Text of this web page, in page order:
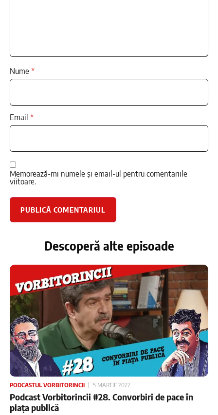
Nume*
Email *
Memorează-mi numele și email-ul pentru comentariile
viitoare.
Descoperă alte episoade
PODCASTUL VORBITORINCII 5 MARTIE 2022
Podcast Vorbitorincii #28. Convorbiri de pace în
piața publică